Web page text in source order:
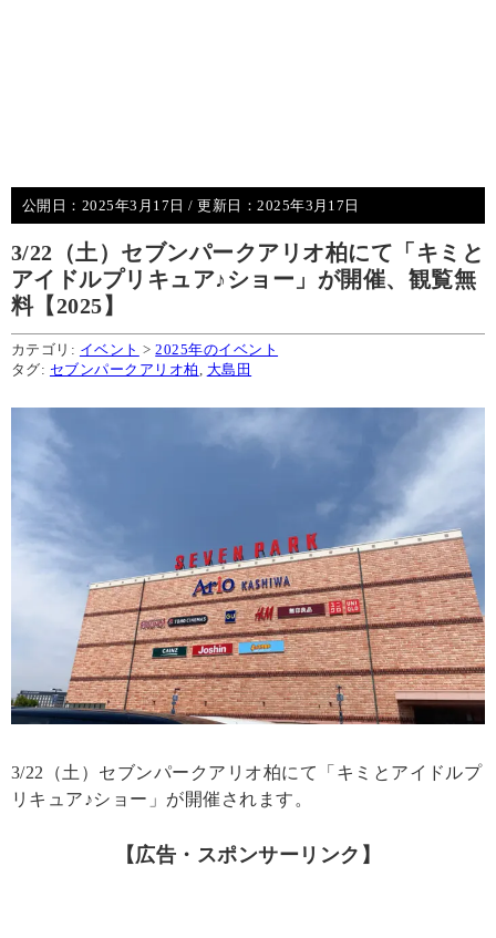
公開日： 2025年3月17日 / 更新日：2025年3月17日
3/22（土）セブンパークアリオ柏にて「キミと
アイドルプリキュア♪ショー」が開催、観覧無
料【2025】
カテゴリ: イベント >2025年のイベント
タグ: セブンパークアリオ柏 大島田
3/22（土）セブンパークアリオ柏にて「キミとアイドルプ
リキュア♪ショー」が開催されます。
【広告・スポンサーリンク】